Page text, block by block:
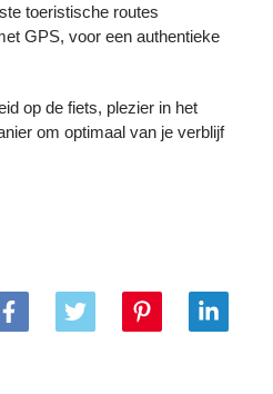
toeristische routes
GPS, voor een authentieke
op de fiets, plezier in het
om optimaal van je verblijf